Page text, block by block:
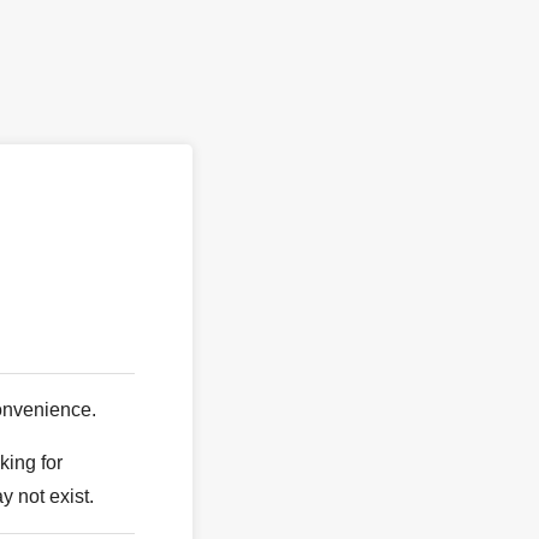
for
not exist.